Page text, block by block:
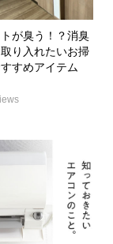
が臭う！？消臭
り入れたいお掃
すめアイテム